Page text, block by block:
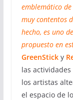
emblemático
muy contentos
hecho, es uno
propuesto en
GreenSticky
las
los artistas
el espacio de